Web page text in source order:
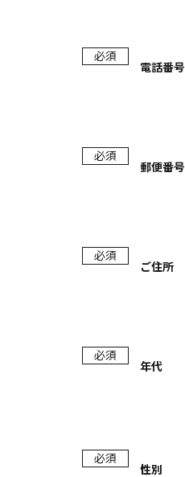
必須
電話番号
必須
郵便番号
必須
ご住所
必須
年代
必須
性別